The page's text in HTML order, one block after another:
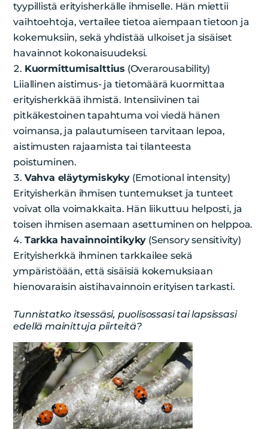
tyypillistä erityisherkälle ihmiselle. Hän miettii
vaihtoehtoja, vertailee tietoa aiempaan tietoon ja
kokemuksiin, sekä yhdistää ulkoiset ja sisäiset
havainnot kokonaisuudeksi.
Kuormittumisalttius (Overarousability)
Liiallinen aistimus- ja tietomäärä kuormittaa
erityisherkkää ihmistä. Intensiivinen tai
pitkäkestoinen tapahtuma voi viedä hänen
voimansa, ja palautumiseen tarvitaan lepoa,
aistimusten rajaamista tai tilanteesta
poistuminen.
Vahva eläytymiskyky (Emotional intensity)
Erityisherkän ihmisen tuntemukset ja tunteet
voivat olla voimakkaita. Hän liikuttuu helposti, ja
toisen ihmisen asemaan asettuminen on helppoa.
Tarkka havainnointikyky (Sensory sensitivity)
Erityisherkkä ihminen tarkkailee sekä
ympäristöään, että sisäisiä kokemuksiaan
hienovaraisin aistihavainnoin erityisen tarkasti.
Tunnistatko itsessäsi, puolisossasi tai lapsissasi
edellä mainittuja piirteitä?